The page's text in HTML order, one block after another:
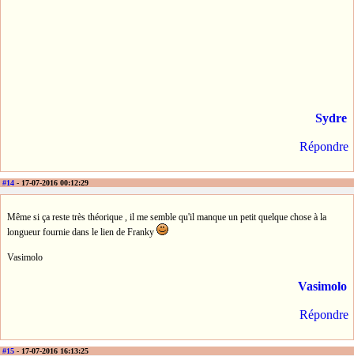
Sydre
Répondre
#14 - 17-07-2016 00:12:29
Même si ça reste très théorique , il me semble qu'il manque un petit quelque chose à la
longueur fournie dans le lien de Franky
Vasimolo
Vasimolo
Répondre
#15 - 17-07-2016 16:13:25